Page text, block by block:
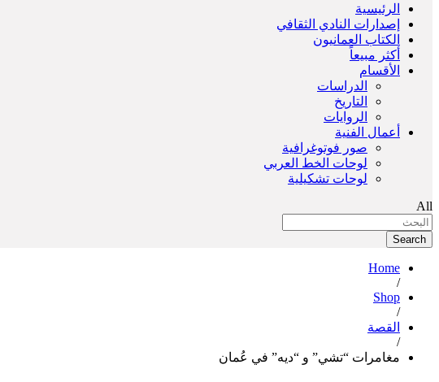
الرئيسية
إصدارات النادي الثقافي
الكتاب العمانيون
أكثر مبيعاً
الأقسام
الدراسات
التاريخ
الروايات
أعمال الفنية
صور فوتوغرافية
لوحات الخط العربي
لوحات تشكيلية
All
Search
Home
/
Shop
/
القصة
/
مغامرات “تشي” و “ديه” في عُمان